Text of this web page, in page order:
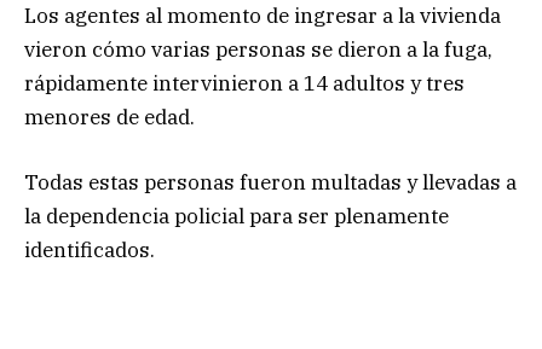
Los agentes al momento de ingresar a la vivienda
vieron cómo varias personas se dieron a la fuga,
rápidamente intervinieron a 14 adultos y tres
menores de edad.
Todas estas personas fueron multadas y llevadas a
la dependencia policial para ser plenamente
identificados.